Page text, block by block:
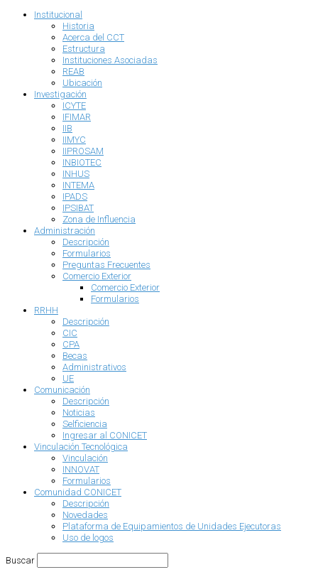
Institucional
Historia
Acerca del CCT
Estructura
Instituciones Asociadas
REAB
Ubicación
Investigación
ICYTE
IFIMAR
IIB
IIMYC
IIPROSAM
INBIOTEC
INHUS
INTEMA
IPADS
IPSIBAT
Zona de Influencia
Administración
Descripción
Formularios
Preguntas Frecuentes
Comercio Exterior
Comercio Exterior
Formularios
RRHH
Descripción
CIC
CPA
Becas
Administrativos
UE
Comunicación
Descripción
Noticias
Selficiencia
Ingresar al CONICET
Vinculación Tecnológica
Vinculación
INNOVAT
Formularios
Comunidad CONICET
Descripción
Novedades
Plataforma de Equipamientos de Unidades Ejecutoras
Uso de logos
Buscar